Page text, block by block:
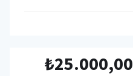
₺25.000,00